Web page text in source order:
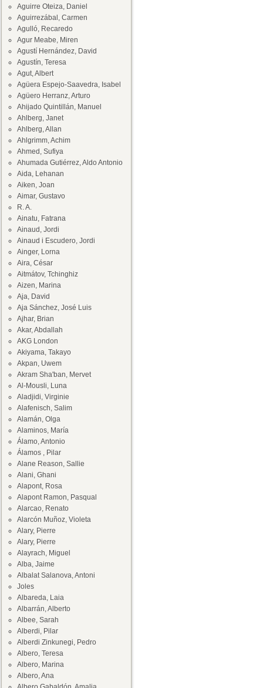
Aguirre Oteiza, Daniel
Aguirrezábal, Carmen
Agulló, Recaredo
Agur Meabe, Miren
Agustí Hernández, David
Agustín, Teresa
Agut, Albert
Agüera Espejo-Saavedra, Isabel
Agüero Herranz, Arturo
Ahijado Quintillán, Manuel
Ahlberg, Janet
Ahlberg, Allan
Ahlgrimm, Achim
Ahmed, Sufiya
Ahumada Gutiérrez, Aldo Antonio
Aida, Lehanan
Aiken, Joan
Aimar, Gustavo
R. A.
Ainatu, Fatrana
Ainaud, Jordi
Ainaud i Escudero, Jordi
Ainger, Lorna
Aira, César
Aitmátov, Tchinghiz
Aizen, Marina
Aja, David
Aja Sánchez, José Luis
Ajhar, Brian
Akar, Abdallah
AKG London
Akiyama, Takayo
Akpan, Uwem
Akram Sha'ban, Mervet
Al-Mousli, Luna
Aladjidi, Virginie
Alafenisch, Salim
Alamán, Olga
Alaminos, María
Álamo, Antonio
Álamos , Pilar
Alane Reason, Sallie
Alani, Ghani
Alapont, Rosa
Alapont Ramon, Pasqual
Alarcao, Renato
Alarcón Muñoz, Violeta
Alary, Pierre
Alary, Pierre
Alayrach, Miguel
Alba, Jaime
Albalat Salanova, Antoni
Joles
Albareda, Laia
Albarrán, Alberto
Albee, Sarah
Alberdi, Pilar
Alberdi Zinkunegi, Pedro
Albero, Teresa
Albero, Marina
Albero, Ana